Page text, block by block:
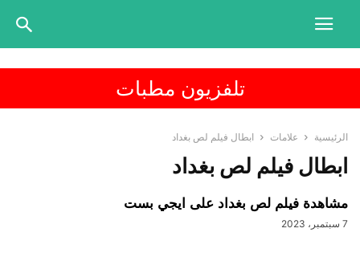
تلفزيون مطبات
الرئيسية علامات ابطال فيلم لص بغداد
ابطال فيلم لص بغداد
مشاهدة فيلم لص بغداد على ايجي بست
7 سبتمبر، 2023